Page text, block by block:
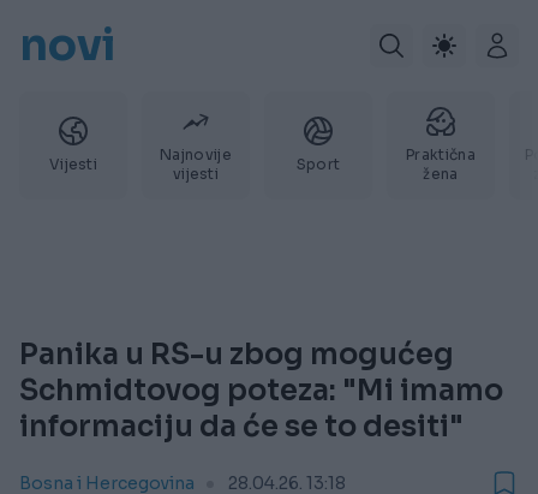
novi
Vijesti
Najnovije
vijesti
Sport
Praktična
žena
Panika u RS-u zbog mogućeg
Schmidtovog poteza: "Mi imamo
informaciju da će se to desiti"
Bosna i Hercegovina 28.04.26. 13:18